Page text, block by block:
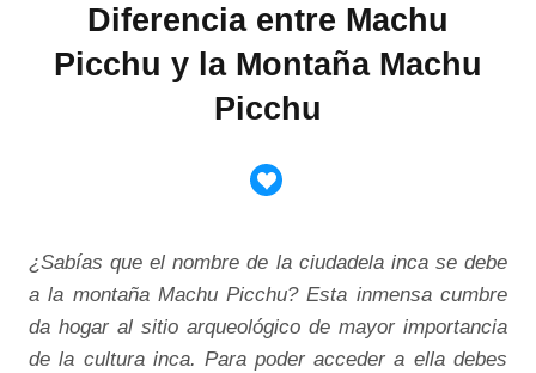
Diferencia entre Machu
Picchu y la Montaña Machu
Picchu
¿Sabías que el nombre de la ciudadela inca se debe
a la montaña Machu Picchu? Esta inmensa cumbre
da hogar al sitio arqueológico de mayor importancia
de la cultura inca. Para poder acceder a ella debes